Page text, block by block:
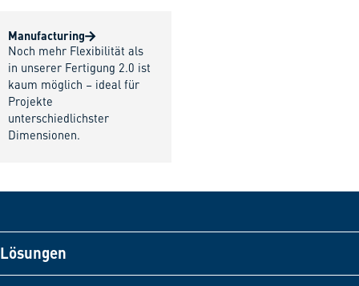
Manufacturing
Noch mehr Flexibilität als
in unserer Fertigung 2.0 ist
kaum möglich – ideal für
Projekte
unterschiedlichster
Dimensionen.
Lösungen